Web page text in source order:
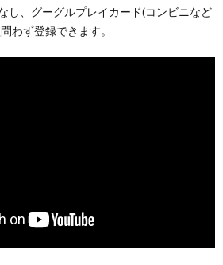
し、グーグルプレイカード(コンビニなど
わず登録できます。